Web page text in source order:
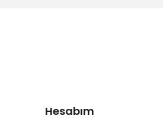
Hesabım